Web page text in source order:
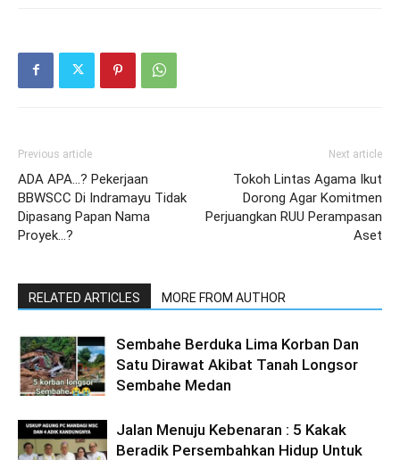
Previous article
ADA APA…? Pekerjaan
BBWSCC Di Indramayu Tidak
Dipasang Papan Nama
Proyek…?
Next article
Tokoh Lintas Agama Ikut
Dorong Agar Komitmen
Perjuangkan RUU Perampasan
Aset
RELATED ARTICLES MORE FROM AUTHOR
Sembahe Berduka Lima Korban Dan
Satu Dirawat Akibat Tanah Longsor
Sembahe Medan
Jalan Menuju Kebenaran : 5 Kakak
Beradik Persembahkan Hidup Untuk